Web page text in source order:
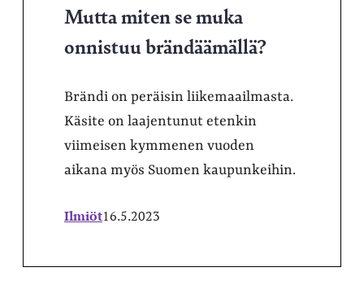
Mutta miten se muka
onnistuu brändäämällä?
Brändi on peräisin liikemaailmasta.
Käsite on laajentunut etenkin
viimeisen kymmenen vuoden
aikana myös Suomen kaupunkeihin.
Ilmiöt16.5.2023